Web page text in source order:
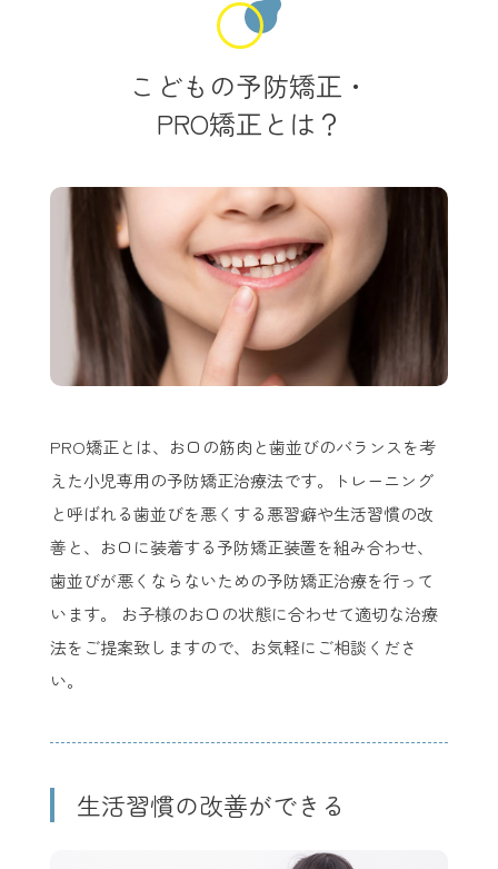
こどもの予防矯正・
PRO矯正とは？
PRO矯正とは、お口の筋肉と歯並びのバランスを考
えた小児専用の予防矯正治療法です。トレーニング
と呼ばれる歯並びを悪くする悪習癖や生活習慣の改
善と、お口に装着する予防矯正装置を組み合わせ、
歯並びが悪くならないための予防矯正治療を行って
います。 お子様のお口の状態に合わせて適切な治療
法をご提案致しますので、お気軽にご相談くださ
い。
生活習慣の改善ができる